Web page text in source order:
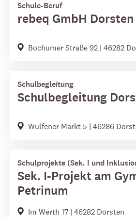
Schule-Beruf
rebeq GmbH Dorsten
Bochumer Straße 92 | 46282
Schulbegleitung
Schulbegleitung
Wulfener Markt 5 | 46286
Schulprojekte (Sek. I und
Sek. I-Projekt am
Petrinum
Im Werth 17 | 46282 Dorsten